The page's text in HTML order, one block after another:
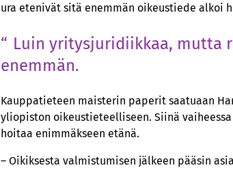
ura etenivät sitä enemmän oikeustiede alkoi
Luin yritysjuridiikkaa, mutta
enemmän.
Kauppatieteen maisterin paperit saatuaan
yliopiston oikeustieteelliseen. Siinä
hoitaa enimmäkseen etänä.
– Oikiksesta valmistumisen jälkeen pääsin